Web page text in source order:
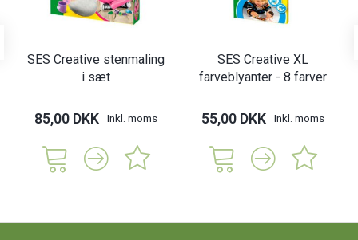
SES Creative stenmaling
i sæt
85,00 DKK Inkl. moms
SES Creative XL
farveblyanter - 8 farver
55,00 DKK Inkl. moms